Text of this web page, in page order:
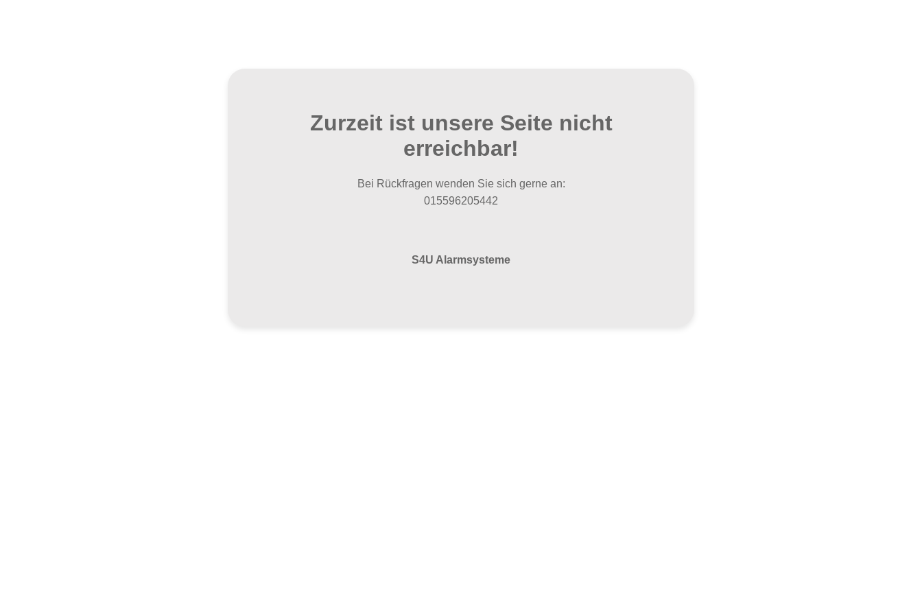
Zurzeit ist unsere Seite nicht
erreichbar!
Bei Rückfragen wenden Sie sich gerne an:
015596205442
S4U Alarmsysteme